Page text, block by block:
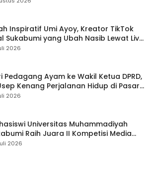
Inspiratif Umi Ayoy, Kreator TikTok
Sukabumi yang Ubah Nasib Lewat Live
2026
Pedagang Ayam ke Wakil Ketua DPRD,
Kenang Perjalanan Hidup di Pasar
2026
Universitas Muhammadiyah
Raih Juara II Kompetisi Media
Digital Tingkat Internasional
2026